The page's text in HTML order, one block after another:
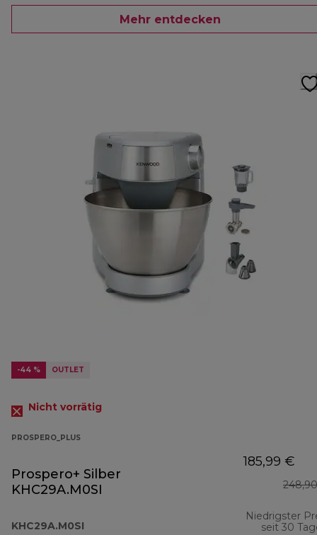
Mehr entdecken
-44 % OUTLET
Nicht vorrätig
PROSPERO_PLUS
Prospero+ Silber
KHC29A.M0SI
KHC29A.M0SI
185,99 €
Niedrigster
seit 30